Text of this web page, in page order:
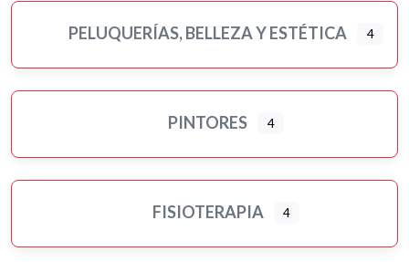
PELUQUERÍAS, BELLEZA Y ESTÉTICA 4
PINTORES 4
FISIOTERAPIA 4